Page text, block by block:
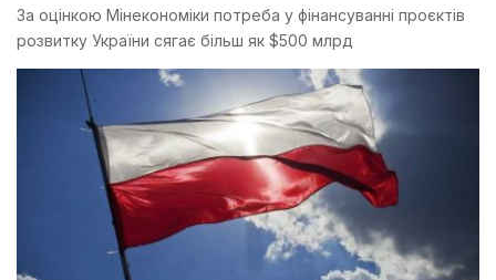
За оцінкою Мінекономіки потреба у фінансуванні проєктів
розвитку України сягає більш як $500 млрд